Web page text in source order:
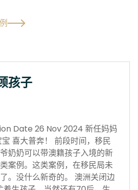
孩子
Date 26 Nov 2024 新任妈妈
喜大普奔！ 前段时间，移民
奶奶可以带澳籍孩子入境的新
案例。这类案例，在移民局未
。没什么新奇的。 澳洲关闭边